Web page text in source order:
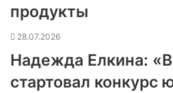
продукты
28.07.2026
Надежда Елкина:
стартовал конкурс